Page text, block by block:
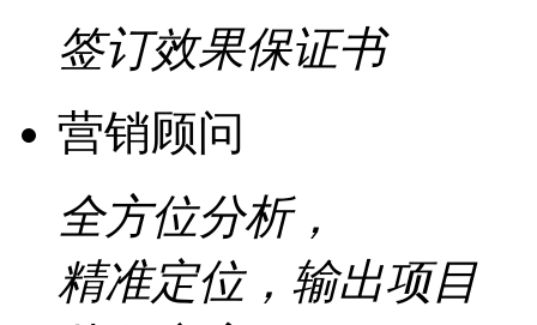
签订效果保证书
营销顾问
全方位分析，
精准定位，输出项目